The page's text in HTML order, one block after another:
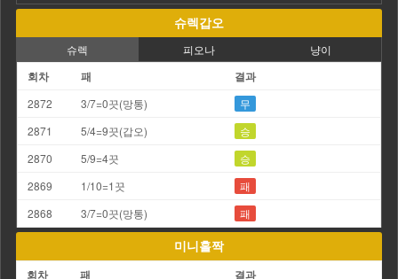
슈렉갑오
슈렉 피오나 냥이
회차 패 결과
2872 3/7=0끗(망통)
무
2871
5/4=9끗(갑오)
승
2870
5/9=4끗
승
2869
1/10=1끗
패
2868
3/7=0끗(망통) 패
미니홀짝
회차 패 결과